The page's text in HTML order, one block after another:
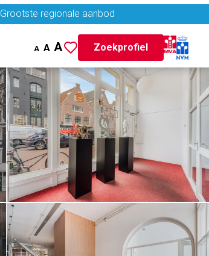
Grootste regionale aanbod
A A A Zoekprofiel